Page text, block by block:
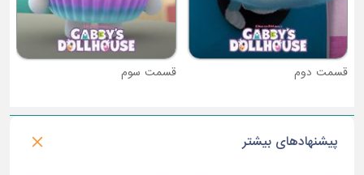
قسمت سوم
پیشنهادهای بیشتر